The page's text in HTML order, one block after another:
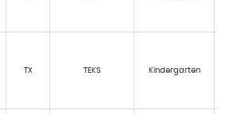
TX TEKS Kindergarten